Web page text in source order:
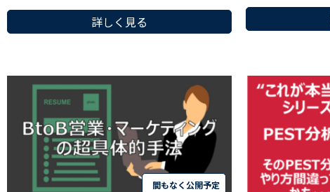
詳しく見る
間もなく公開予定